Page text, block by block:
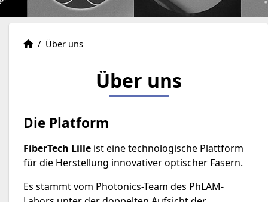
Zuhause
Accueil
/ Über uns
Über uns
Die Platform
FiberTech Lille ist eine technologische Plattform
für die Herstellung innovativer optischer Fasern.
Es stammt vom Photonics-Team des PhLAM-